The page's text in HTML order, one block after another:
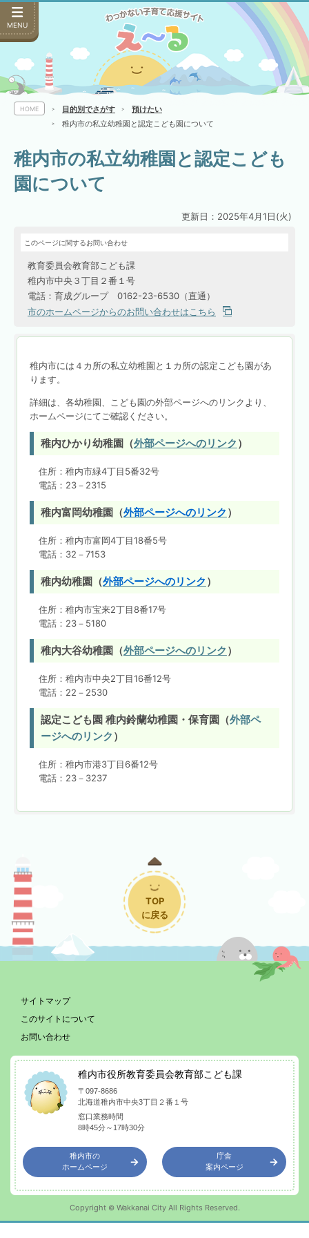
MENU
HOME 目的別でさがす
預けたい
稚内市の私立幼稚園と認定こども園について
稚内市の私立幼稚園と認定こども
園について
更新日：2025年4月1日(火)
このページに関するお問い合わせ
教育委員会教育部こども課
稚内市中央３丁目２番１号
電話：育成グループ 0162-23-6530（直通）
市のホームページからのお問い合わせはこちら
稚内市には４カ所の私立幼稚園と１カ所の認定こども園があ
ります。
詳細は、各幼稚園、こども園の外部ページへのリンクより、
ホームページにてご確認ください。
稚内ひかり幼稚園（外部ページへのリンク ）
住所：稚内市緑4丁目5番32号
電話：23－2315
稚内富岡幼稚園（外部ページへのリンク ）
住所：稚内市富岡4丁目18番5号
電話：32－7153
稚内幼稚園（外部ページへのリンク ）
住所：稚内市宝来2丁目8番17号
電話：23－5180
稚内大谷幼稚園（外部ページへのリンク ）
住所：稚内市中央2丁目16番12号
電話：22－2530
認定こども園 稚内鈴蘭幼稚園・保育園（外部ペ
ージへのリンク ）
住所：稚内市港3丁目6番12号
電話：23－3237
TOP
に戻る
サイトマップ
このサイトについて
お問い合わせ
稚内市役所教育委員会教育部こども課
〒097-8686
北海道稚内市中央3丁目２番１号
窓口業務時間
8時45分～17時30分
稚内市の
ホームページ
庁舎
案内ページ
Copyright ©Wakkanai City All Rights Reserved.